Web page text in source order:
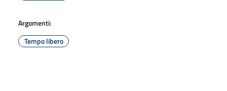
Argomenti:
Tempo libero